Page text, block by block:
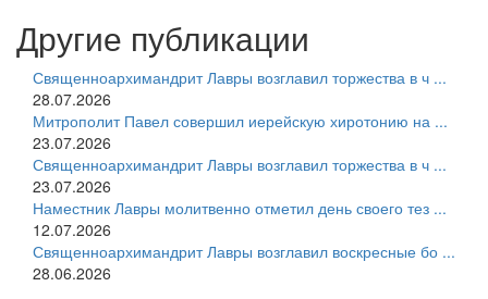
Другие публикации
Священноархимандрит Лавры возглавил торжества в ч ...
28.07.2026
Митрополит Павел совершил иерейскую хиротонию на ...
23.07.2026
Священноархимандрит Лавры возглавил торжества в ч ...
23.07.2026
Наместник Лавры молитвенно отметил день своего тез ...
12.07.2026
Священноархимандрит Лавры возглавил воскресные бо ...
28.06.2026